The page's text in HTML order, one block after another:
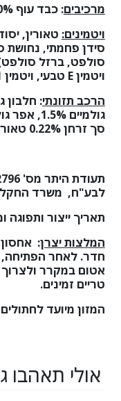
מרכיבים:כבד עוף 80%, שמן עוף.
ויטמינים: טאורין,
סידן פחמתי, נחושת
סולפט, ברזל סולפט),
ויטמיןE טבעי, ויטמין
הרכב תזונתי:
סך זרחן 0.22% טאורין 0.1%.
תעודת היתר מס'
לבע"ח, משרד
תאריך ייצור ותפוגה
המלצות יצרן:
חדר. לאחר הפתיחה,
טריים זמינים.
המזון מיועד
אולי תאהבו